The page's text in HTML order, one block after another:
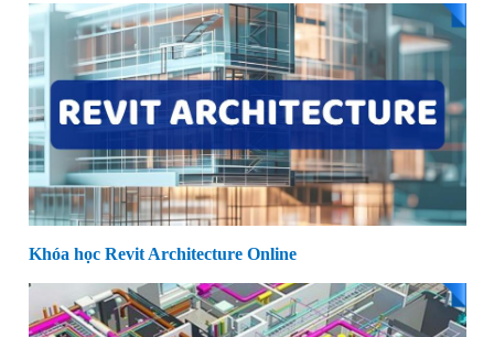
Khóa học Revit Architecture Online